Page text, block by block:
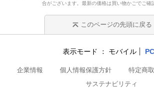
合がございます。最新の価格は買い物かごでご確
このページの先頭に戻る
表示モード モバイル PC
企業情報 個人情報保護方針
特定商
サステナビリティ